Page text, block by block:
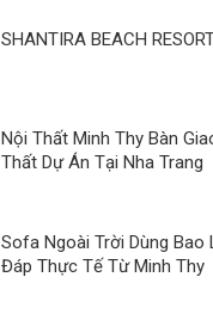
SHANTIRA BEACH
Nội Thất Minh Thy Bàn
Thất Dự Án Tại Nha Trang
Sofa Ngoài Trời Dùng Bao
Đáp Thực Tế Từ Minh Thy